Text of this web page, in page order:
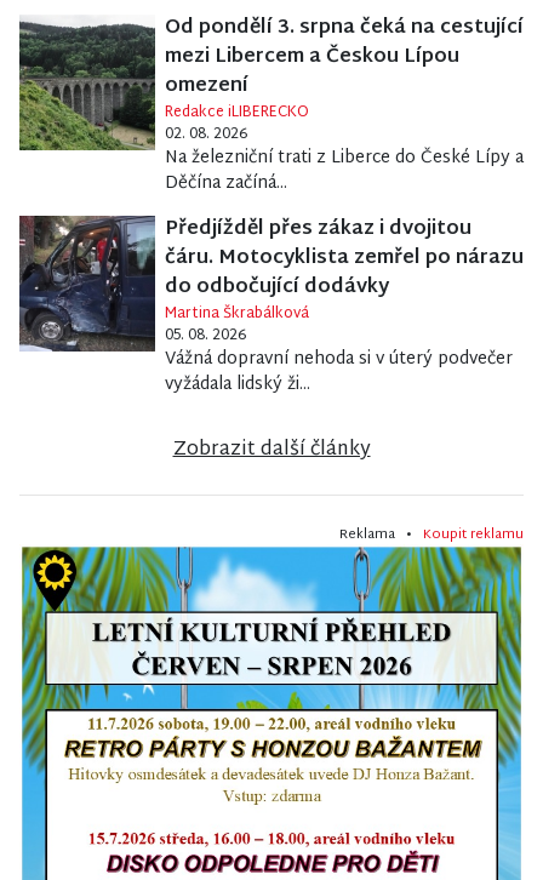
Od pondělí 3. srpna čeká na cestující
mezi Libercem a Českou Lípou
omezení
Redakce iLIBERECKO
02. 08. 2026
Na železniční trati z Liberce do České Lípy a
Děčína začíná...
Předjížděl přes zákaz i dvojitou
čáru. Motocyklista zemřel po nárazu
do odbočující dodávky
Martina Škrabálková
05. 08. 2026
Vážná dopravní nehoda si v úterý podvečer
vyžádala lidský ži...
Zobrazit další články
Reklama • Koupit reklamu